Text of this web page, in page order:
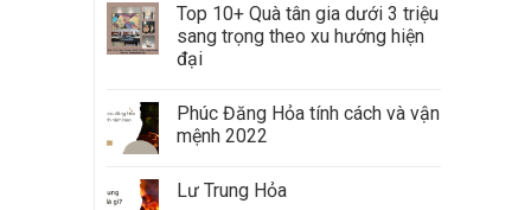
Top 10+ Quà tân gia dưới 3 triệu
sang trọng theo xu hướng hiện
đại
Phúc Đăng Hỏa tính cách và vận
mệnh 2022
Lư Trung Hỏa